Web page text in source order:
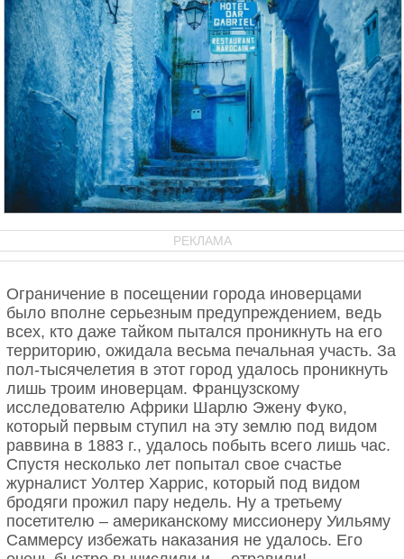
РЕКЛАМА
Ограничение в посещении города иноверцами
было вполне серьезным предупреждением, ведь
всех, кто даже тайком пытался проникнуть на его
территорию, ожидала весьма печальная участь. За
пол-тысячелетия в этот город удалось проникнуть
лишь троим иноверцам. Французскому
исследователю Африки Шарлю Эжену Фуко,
который первым ступил на эту землю под видом
раввина в 1883 г., удалось побыть всего лишь час.
Спустя несколько лет попытал свое счастье
журналист Уолтер Харрис, который под видом
бродяги прожил пару недель. Ну а третьему
посетителю – американскому миссионеру Уильяму
Саммерсу избежать наказания не удалось. Его